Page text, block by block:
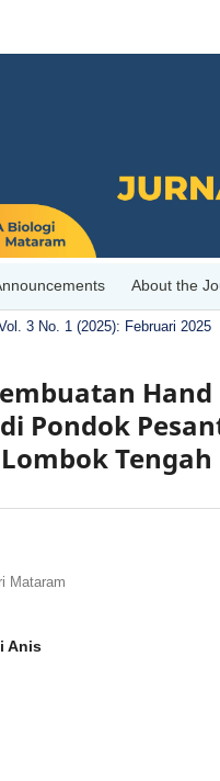
About the
3 No. 1 (2025): Februari 2025
Pondok
Tengah
Mataram
Anis